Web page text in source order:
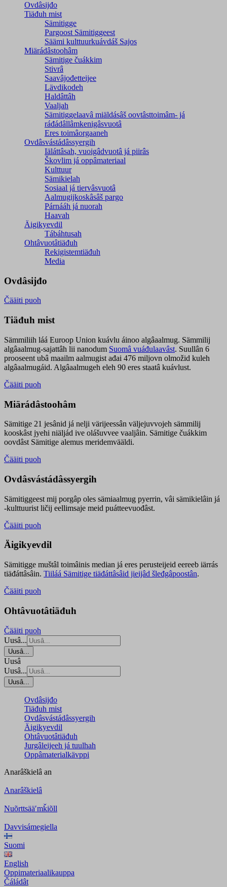
Ovdâsijđo
Tiäđuh mist
Sämitigge
Pargoost Sämitiggeest
Säämi kulttuurkuávdáš Sajos
Miärádâstoohâm
Sämitige čuákkim
Stivrâ
Saavâjođetteijee
Lävdikodeh
Haldâttâh
Vaaljah
Sämitiggelaavâ miäldásâš oovtâsttoimâm- já
ráđádâllâmkenigâsvuotâ
Eres toimâorgaaneh
Ovdâsvástádâssyergih
Iäláttâsah, vuoigâdvuotâ já piirâs
Škovlim já oppâmateriaal
Kulttuur
Sämikielah
Sosiaal já tiervâsvuotâ
Aalmugijkoskâsâš pargo
Párnááh já nuorah
Haavah
Äigikyevdil
Tábáhtusah
Ohtâvuotâtiäđuh
Rekigistemtiäđuh
Media
Ovdâsijđo
Čääiti puoh
Tiäđuh mist
Sämmiliih láá Euroop Union kuávlu áinoo algâaalmug. Sämmilij
algâaalmug-sajattâh lii nanodum Suomâ vuáđulaavâst. Suullân 6
prooseent ubâ maailm aalmugist ađai 476 miljovn olmožid kuleh
algâaalmugáid. Algâaalmugeh eleh 90 eres staatâ kuávlust.
Čääiti puoh
Miärádâstoohâm
Sämitige 21 jesânid já nelji värijeessân väljejuvvojeh sämmilij
kooskâst jyehi niäljád ive olášuvvee vaaljâin. Sämitige čuákkim
oovdâst Sämitige alemus meridemvääldi.
Čääiti puoh
Ovdâsvástádâssyergih
Sämitiggeest mij porgâp oles sämiaalmug pyerrin, vâi sämikielâin já
-kulttuurist ličij eellimsaje meid puátteevuođâst.
Čääiti puoh
Äigikyevdil
Sämitigge muštâl toimâinis median já eres perusteijeid eereeb iärrás
tiäđáttâsâin. Tiiláá Sämitige tiäđáttâsâid jieijâd šleđgâpoostân.
Čääiti puoh
Ohtâvuotâtiäđuh
Čääiti puoh
Uusâ...
Uusâ...
Uusâ
Uusâ...
Uusâ...
Ovdâsijđo
Tiäđuh mist
Ovdâsvástádâssyergih
Äigikyevdil
Ohtâvuotâtiäđuh
Jurgâleijeeh já tuulhah
Oppâmaterialkävppi
Anarâškielâ an
Anarâškielâ
Nuõrttsääʹmǩiõll
Davvisámegiella
Suomi
English
Oppimateriaalikauppa
Čáládât